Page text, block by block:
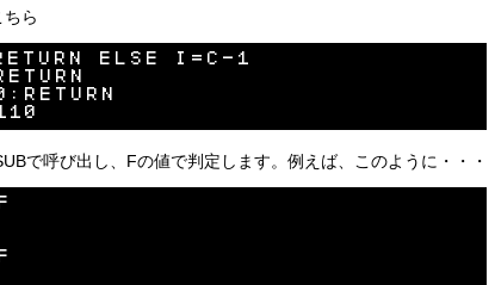
ら
ELSE I=C-1
で呼び出し、Fの値で判定します。例えば、このように・・・